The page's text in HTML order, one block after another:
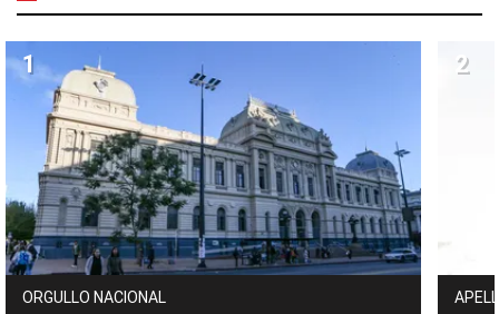
ORGULLO NACIONAL